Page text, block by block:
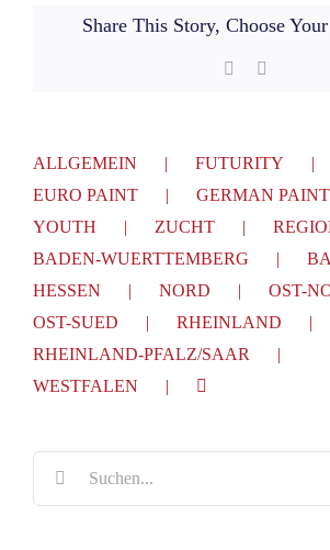
Share This Story, Choose
Facebook
ALLGEMEIN FUTURITY
EURO PAINT
GERMAN PAINT
YOUTH
ZUCHT
BADEN-WUERTTEMBERG
HESSEN
NORD
OST-
OST-SUED
RHEINLAND
RHEINLAND-PFALZ/SAAR
WESTFALEN
Suche
nach: